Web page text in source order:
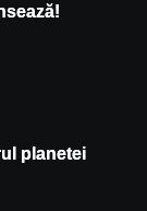
planetei